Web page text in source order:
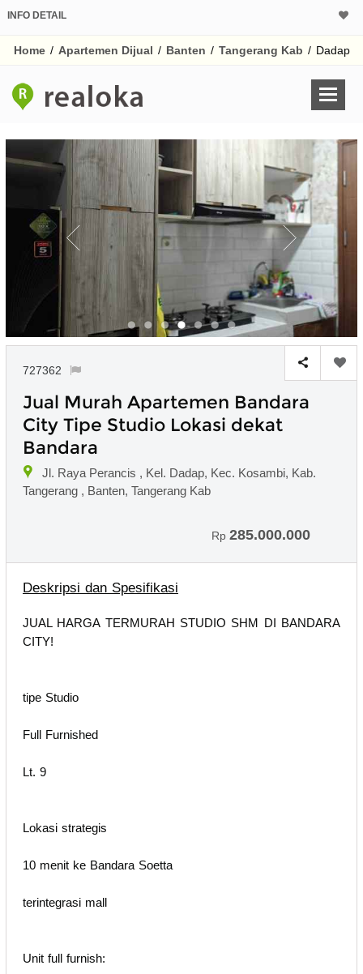
INFO DETAIL
Home / Apartemen Dijual / Banten / Tangerang Kab / Dadap
727362
Jual Murah Apartemen Bandara
City Tipe Studio Lokasi dekat
Bandara
Jl. Raya Perancis , Kel. Dadap, Kec. Kosambi, Kab.
Tangerang , Banten, Tangerang Kab
Rp 285.000.000
Deskripsi dan Spesifikasi
JUAL HARGA TERMURAH STUDIO SHM DI BANDARA
CITY!
tipe Studio
Full Furnished
Lt. 9
Lokasi strategis
10 menit ke Bandara Soetta
terintegrasi mall
Unit full furnish:
Harga Rp
Untuk hasil simulasi
pada kotak-
Simpan